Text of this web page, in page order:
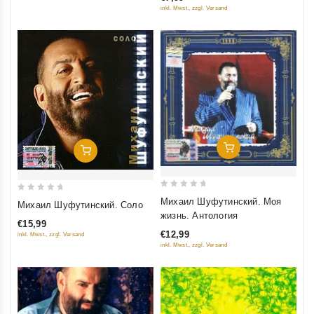
5
inkl. Mwst., zzgl. Versand
Добавить В Корзину
of
Михаил Шуфутинский. Соло
€15,99
inkl. Mwst., zzgl. Versand
Добавить В Корзину
5
Михаил Шуфутинский. Моя
жизнь. Антология
€12,99
inkl. Mwst., zzgl. Versand